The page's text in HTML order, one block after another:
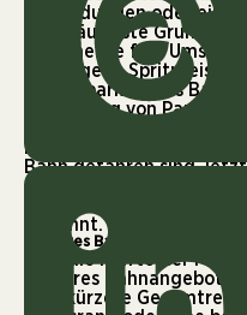
Verbindungen oder eine
dritthäufigste Grund
Argumente fürs
gestiegene Spritpreise
Erreichbarkeit des
Einführung von
(32 Prozent) an.
Prozent der Fahrgäste
Bahn gefahren sind,
häufigste Gründe
Angebots und eine
genannt.
Besseres Bahnangebot
Fast die Hälfte der
besseres Bahnangebot,
eine kürzere